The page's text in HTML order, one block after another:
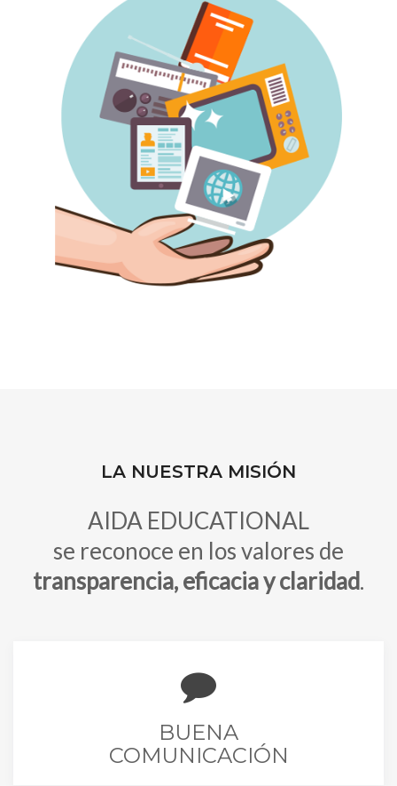
LA NUESTRA MISIÓN
AIDA EDUCATIONAL
se reconoce en los valores de
transparencia, eficacia y claridad.
BUENA
COMUNICACIÓN